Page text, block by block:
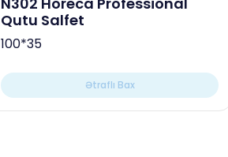
Qutu Salfet
100*35
Ətraflı Bax